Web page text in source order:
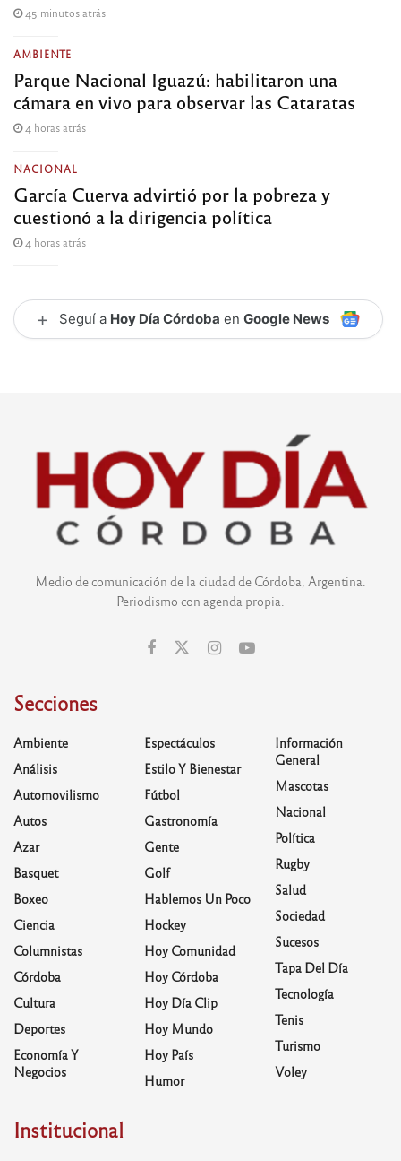
45 minutos atrás
AMBIENTE
Parque Nacional Iguazú: habilitaron una
cámara en vivo para observar las Cataratas
4 horas atrás
NACIONAL
García Cuerva advirtió por la pobreza y
cuestionó a la dirigencia política
4 horas atrás
+ Seguí a Hoy Día Córdoba en Google News
Medio de comunicación de la ciudad de Córdoba, Argentina.
Periodismo con agenda propia.
Secciones
Ambiente
Análisis
Automovilismo
Autos
Azar
Basquet
Boxeo
Ciencia
Columnistas
Córdoba
Cultura
Deportes
Economía Y
Negocios
Espectáculos
Estilo Y Bienestar
Fútbol
Gastronomía
Gente
Golf
Hablemos Un Poco
Hockey
Hoy Comunidad
Hoy Córdoba
Hoy Día Clip
Hoy Mundo
Hoy País
Humor
Información
General
Mascotas
Nacional
Política
Rugby
Salud
Sociedad
Sucesos
Tapa Del Día
Tecnología
Tenis
Turismo
Voley
Institucional